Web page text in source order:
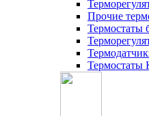
Прочие
Термостаты
Термостаты